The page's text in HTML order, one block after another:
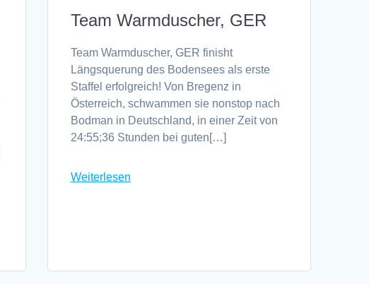
Team Warmduscher, GER
Team Warmduscher, GER finisht
Längsquerung des Bodensees als erste
Staffel erfolgreich! Von Bregenz in
Österreich, schwammen sie nonstop nach
Bodman in Deutschland, in einer Zeit von
24:55;36 Stunden bei guten[…]
Weiterlesen